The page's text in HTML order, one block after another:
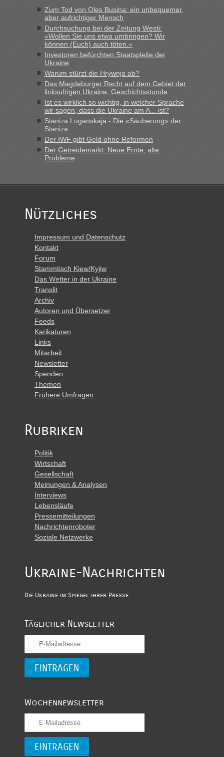
Zum Tod von Oles Busina: ein unbequemer,
aber aufrichtiger Mensch
Durchsuchung bei der Zeitung Westi:
«Wollen Sie uns etwa umbringen? Wir
können (Euch) auch töten.»
Investoren befürchten Staatspleite der
Ukraine
Warum stürzt die Hrywnja ab?
Das Magdeburger Recht auf dem Gebiet der
linksufrigen Ukraine: Geschichtsstunde
Ist es wirklich so wichtig, in welcher Sprache
wir sagen, dass die Ukraine am A... ist?
Staniza Luganskaja - Die «Säuberung» der
Staniza
Der IWF gibt Geld ohne Reformen
Der Getreidemarkt: Neue Ernte, alte
Probleme
Nützliches
Impressum und Datenschutz
Kontakt
Forum
Stammtisch Kiew/Kyjiw
Das Wetter in der Ukraine
Translit
Archiv
Autoren und Übersetzer
Feeds
Karikaturen
Links
Mitarbeit
Newsletter
Spenden
Themen
Frühere Umfragen
Rubriken
Politik
Wirtschaft
Gesellschaft
Meinungen & Analysen
Interviews
Lebensläufe
Pressemitteilungen
Nachrichtenroboter
Soziale Netzwerke
Ukraine-Nachrichten
Die Ukraine im Spiegel ihrer Presse
Täglicher Newsletter
Wochennewsletter